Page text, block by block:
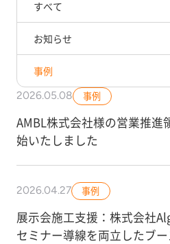
すべて
お知らせ
事例
2026.05.08 事例
AMBL株式会社様の営業推進
始いたしました
2026.04.27 事例
展示会施工支援：株式会社
セミナー導線を両立したブ